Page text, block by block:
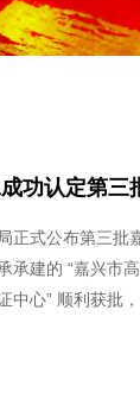
功认定第三
正式公布第三批
承建的 “嘉兴市
中心” 顺利获批，